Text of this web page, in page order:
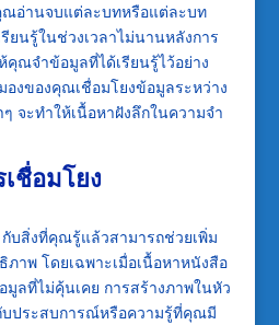
อ่านจบแต่ละบทหรือแต่ละบท
ยนรู้ในช่วงเวลาไม่นานหลังการ
ณจำข้อมูลที่ได้เรียนรู้ไว้อย่าง
งของคุณเชื่อมโยงข้อมูลระหว่าง
จะทำให้เนื้อหาฝังลึกในความจำ
ชื่อมโยง
บสิ่งที่คุณรู้แล้วสามารถช่วยเพิ่ม
ภาพ โดยเฉพาะเมื่อเนื้อหาหนังสือ
ลที่ไม่คุ้นเคย การสร้างภาพในหัว
บประสบการณ์หรือความรู้ที่คุณมี